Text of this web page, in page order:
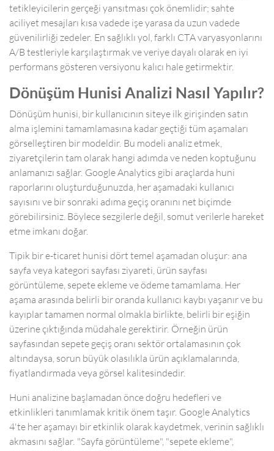
tetikleyicilerin gerçeği yansıtması çok önemlidir; sahte
aciliyet mesajları kısa vadede işe yarasa da uzun vadede
güvenilirliği zedeler. En sağlıklı yol, farklı CTA varyasyonlarını
A/B testleriyle karşılaştırmak ve veriye dayalı olarak en iyi
performans gösteren versiyonu kalıcı hale getirmektir.
Dönüşüm Hunisi Analizi Nasıl Yapılır?
Dönüşüm hunisi, bir kullanıcının siteye ilk girişinden satın
alma işlemini tamamlamasına kadar geçtiği tüm aşamaları
görselleştiren bir modeldir. Bu modeli analiz etmek,
ziyaretçilerin tam olarak hangi adımda ve neden koptuğunu
anlamanızı sağlar. Google Analytics gibi araçlarda huni
raporlarını oluşturduğunuzda, her aşamadaki kullanıcı
sayısını ve bir sonraki adıma geçiş oranını net biçimde
görebilirsiniz. Böylece sezgilerle değil, somut verilerle hareket
etme imkanı doğar.
Tipik bir e-ticaret hunisi dört temel aşamadan oluşur: ana
sayfa veya kategori sayfası ziyareti, ürün sayfası
görüntüleme, sepete ekleme ve ödeme tamamlama. Her
aşama arasında belirli bir oranda kullanıcı kaybı yaşanır ve bu
kayıplar tamamen normal olmakla birlikte, belirli bir eşiğin
üzerine çıktığında müdahale gerektirir. Örneğin ürün
sayfasından sepete geçiş oranı sektör ortalamasının çok
altındaysa, sorun büyük olasılıkla ürün açıklamalarında,
fiyatlandırmada veya görsel kalitesindedir.
Huni analizine başlamadan önce doğru hedefleri ve
etkinlikleri tanımlamak kritik önem taşır. Google Analytics
4'te her aşamayı bir etkinlik olarak kaydetmek, verinin sağlıklı
akmasını sağlar. "Sayfa görüntüleme", "sepete ekleme",